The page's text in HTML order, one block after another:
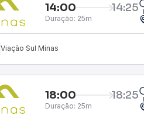
14:00 14:25
Duração: 25m
Viação Sul Minas
18:00 18:25
Duração: 25m